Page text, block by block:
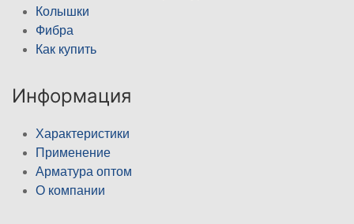
Колышки
Фибра
Как купить
Информация
Характеристики
Применение
Арматура оптом
О компании